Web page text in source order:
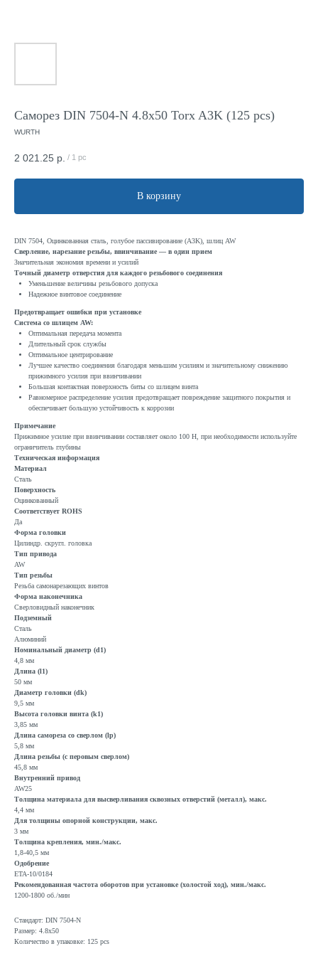
Саморез DIN 7504-N 4.8x50 Torx A3K (125 pcs)
WURTH
2 021.25 р. / 1 pc
В корзину
DIN 7504, Оцинкованная сталь, голубое пассивирование (A3K), шлиц AW
Сверление, нарезание резьбы, ввинчивание — в один прием
Значительная экономия времени и усилий
Точный диаметр отверстия для каждого резьбового соединения
Уменьшение величины резьбового допуска
Надежное винтовое соединение
Предотвращает ошибки при установке
Система со шлицем AW:
Оптимальная передача момента
Длительный срок службы
Оптимальное центрирование
Лучшее качество соединения благодаря меньшим усилиям и значительному снижению
прижимного усилия при ввинчивании
Большая контактная поверхность биты со шлицем винта
Равномерное распределение усилия предотвращает повреждение защитного покрытия и
обеспечивает большую устойчивость к коррозии
Примечание
Прижимное усилие при ввинчивании составляет около 100 Н, при необходимости используйте
ограничитель глубины
Техническая информация
Материал
Сталь
Поверхность
Оцинкованный
Соответствует ROHS
Да
Форма головки
Цилиндр. скругл. головка
Тип привода
AW
Тип резьбы
Резьба самонарезающих винтов
Форма наконечника
Сверловидный наконечник
Подземный
Сталь
Алюминий
Номинальный диаметр (d1)
4,8 мм
Длина (l1)
50 мм
Диаметр головки (dk)
9,5 мм
Высота головки винта (k1)
3,85 мм
Длина самореза со сверлом (lp)
5,8 мм
Длина резьбы (с перовым сверлом)
45,8 мм
Внутренний привод
AW25
Толщина материала для высверливания сквозных отверстий (металл), макс.
4,4 мм
Для толщины опорной конструкции, макс.
3 мм
Толщина крепления, мин./макс.
1,8-40,5 мм
Одобрение
ETA-10/0184
Рекомендованная частота оборотов при установке (холостой ход), мин./макс.
1200-1800 об./мин
Стандарт: DIN 7504-N
Размер: 4.8x50
Количество в упаковке: 125 pcs